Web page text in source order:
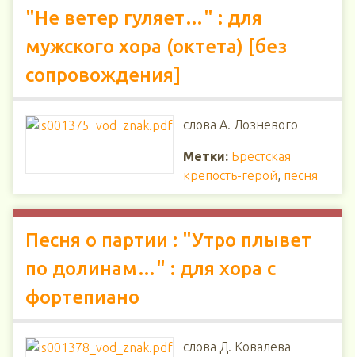
"Не ветер гуляет…" : для
мужского хора (октета) [без
сопровождения]
слова А. Лозневого
Метки: Брестская
крепость-герой, песня
Песня о партии : "Утро плывет
по долинам…" : для хора с
фортепиано
слова Д. Ковалева